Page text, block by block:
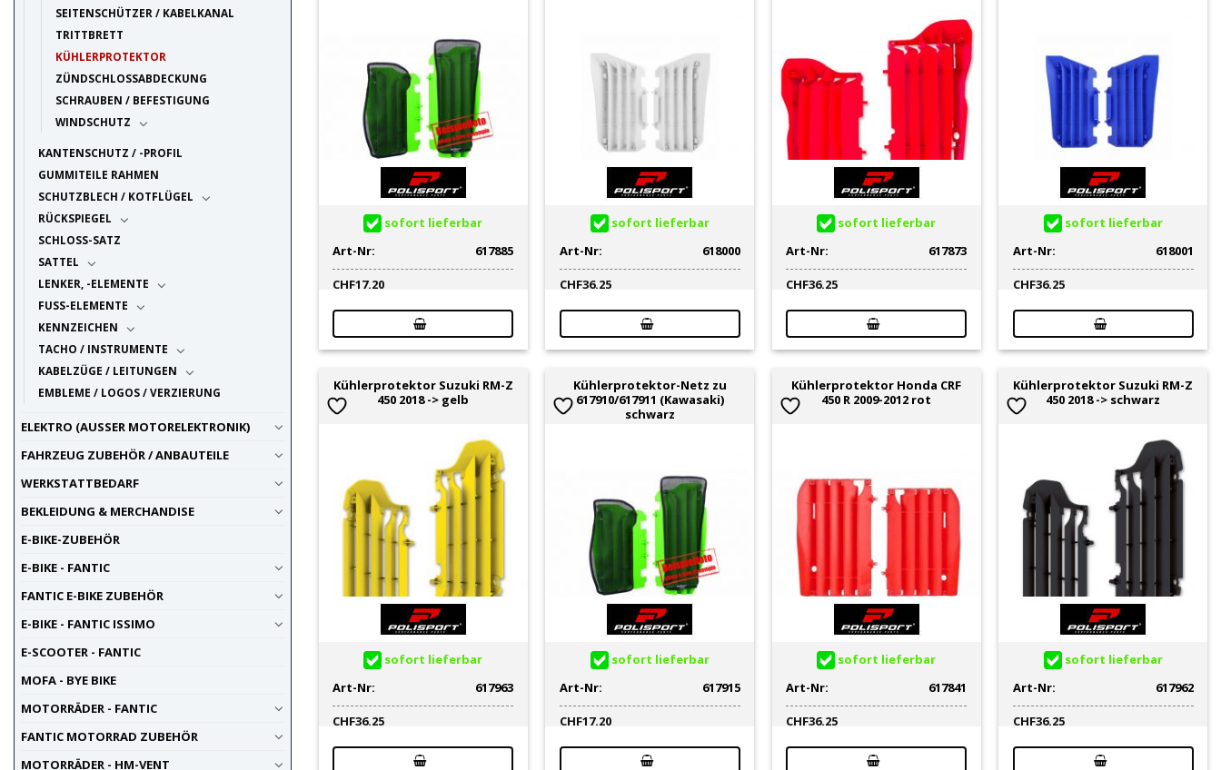
SEITENSCHÜTZER / KABELKANAL
TRITTBRETT
KÜHLERPROTEKTOR
ZÜNDSCHLOSSABDECKUNG
SCHRAUBEN / BEFESTIGUNG
WINDSCHUTZ
KANTENSCHUTZ / -PROFIL
GUMMITEILE RAHMEN
SCHUTZBLECH / KOTFLÜGEL
RÜCKSPIEGEL
SCHLOSS-SATZ
SATTEL
LENKER, -ELEMENTE
FUSS-ELEMENTE
KENNZEICHEN
TACHO / INSTRUMENTE
KABELZÜGE / LEITUNGEN
EMBLEME / LOGOS / VERZIERUNG
ELEKTRO (AUSSER MOTORELEKTRONIK)
FAHRZEUG ZUBEHÖR / ANBAUTEILE
WERKSTATTBEDARF
BEKLEIDUNG & MERCHANDISE
E-BIKE-ZUBEHÖR
E-BIKE - FANTIC
FANTIC E-BIKE ZUBEHÖR
E-BIKE - FANTIC ISSIMO
E-SCOOTER - FANTIC
MOFA - BYE BIKE
MOTORRÄDER - FANTIC
FANTIC MOTORRAD ZUBEHÖR
MOTORRÄDER - HM-VENT
sofort lieferbar
Art-Nr:
617885
CHF17.20
sofort lieferbar
Art-Nr:
618000
CHF36.25
sofort lieferbar
Art-Nr:
617873
CHF36.25
sofort lieferbar
Art-Nr:
618001
CHF36.25
Kühlerprotektor Suzuki RM-Z
450 2018 -> gelb
sofort lieferbar
Art-Nr:
617963
CHF36.25
Kühlerprotektor-Netz zu
617910/617911 (Kawasaki)
schwarz
sofort lieferbar
Art-Nr:
617915
CHF17.20
Kühlerprotektor Honda CRF
450 R 2009-2012 rot
sofort lieferbar
Art-Nr:
617841
CHF36.25
Kühlerprotektor Suzuki RM-Z
450 2018 -> schwarz
sofort lieferbar
Art-Nr:
617962
CHF36.25